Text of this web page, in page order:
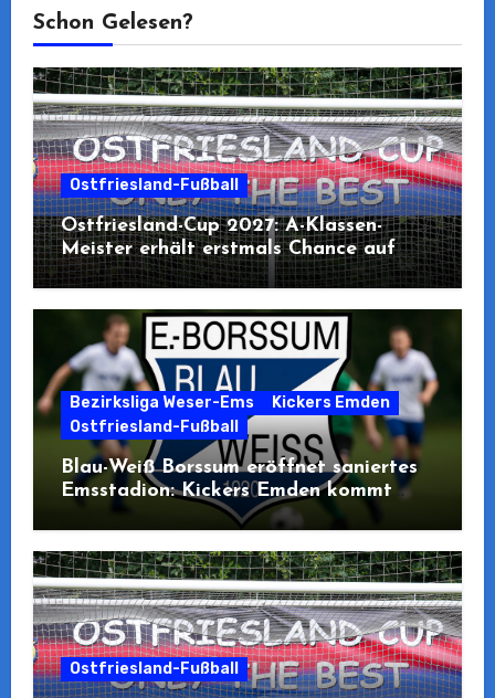
Schon Gelesen?
Ostfriesland-Fußball
Ostfriesland-Cup 2027: A-Klassen-
Meister erhält erstmals Chance auf
Teilnahme
Bezirksliga Weser-Ems
Kickers Emden
Ostfriesland-Fußball
Blau-Weiß Borssum eröffnet saniertes
Emsstadion: Kickers Emden kommt
zum Pre-Opening
Ostfriesland-Fußball